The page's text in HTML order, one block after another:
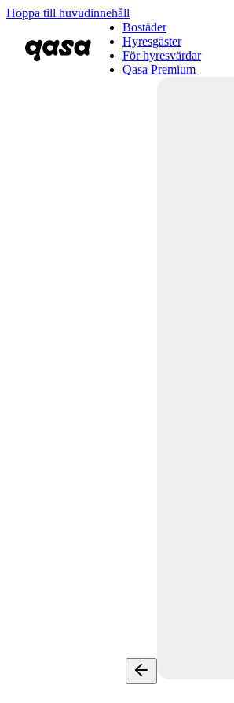
Hoppa till huvudinnehåll
Bostäder
Hyresgäster
För hyresvärdar
Qasa Premium